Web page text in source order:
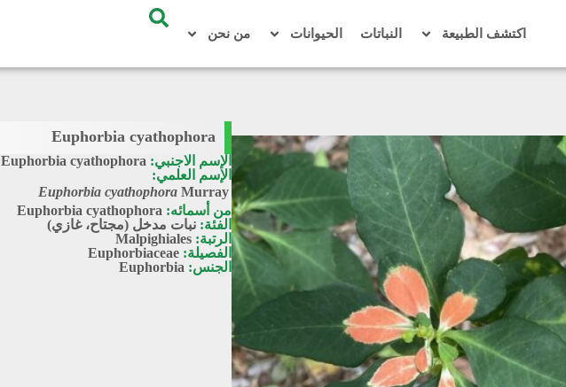
اكتشف الطبيعة النباتات الحيوانات من نحن
Euphorbia cyathophora
الإسم الاجنبي: Euphorbia cyathophora
الإسم العلمي:
Euphorbia cyathophora Murray
من أسمائه: Euphorbia cyathophora
الفئة: نبات مدخل (مجتاح، غازي)
الرتبة: Malpighiales
الفصيلة: Euphorbiaceae
الجنس: Euphorbia